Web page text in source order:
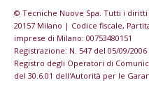
© Tecniche Nuove Spa. Tutti i diritti
20157 Milano | Codice fiscale,
imprese di Milano: 00753480151
Registrazione: N. 547 del 05/09/
Registro degli Operatori di
del 30.6.01 dell'Autorità per le